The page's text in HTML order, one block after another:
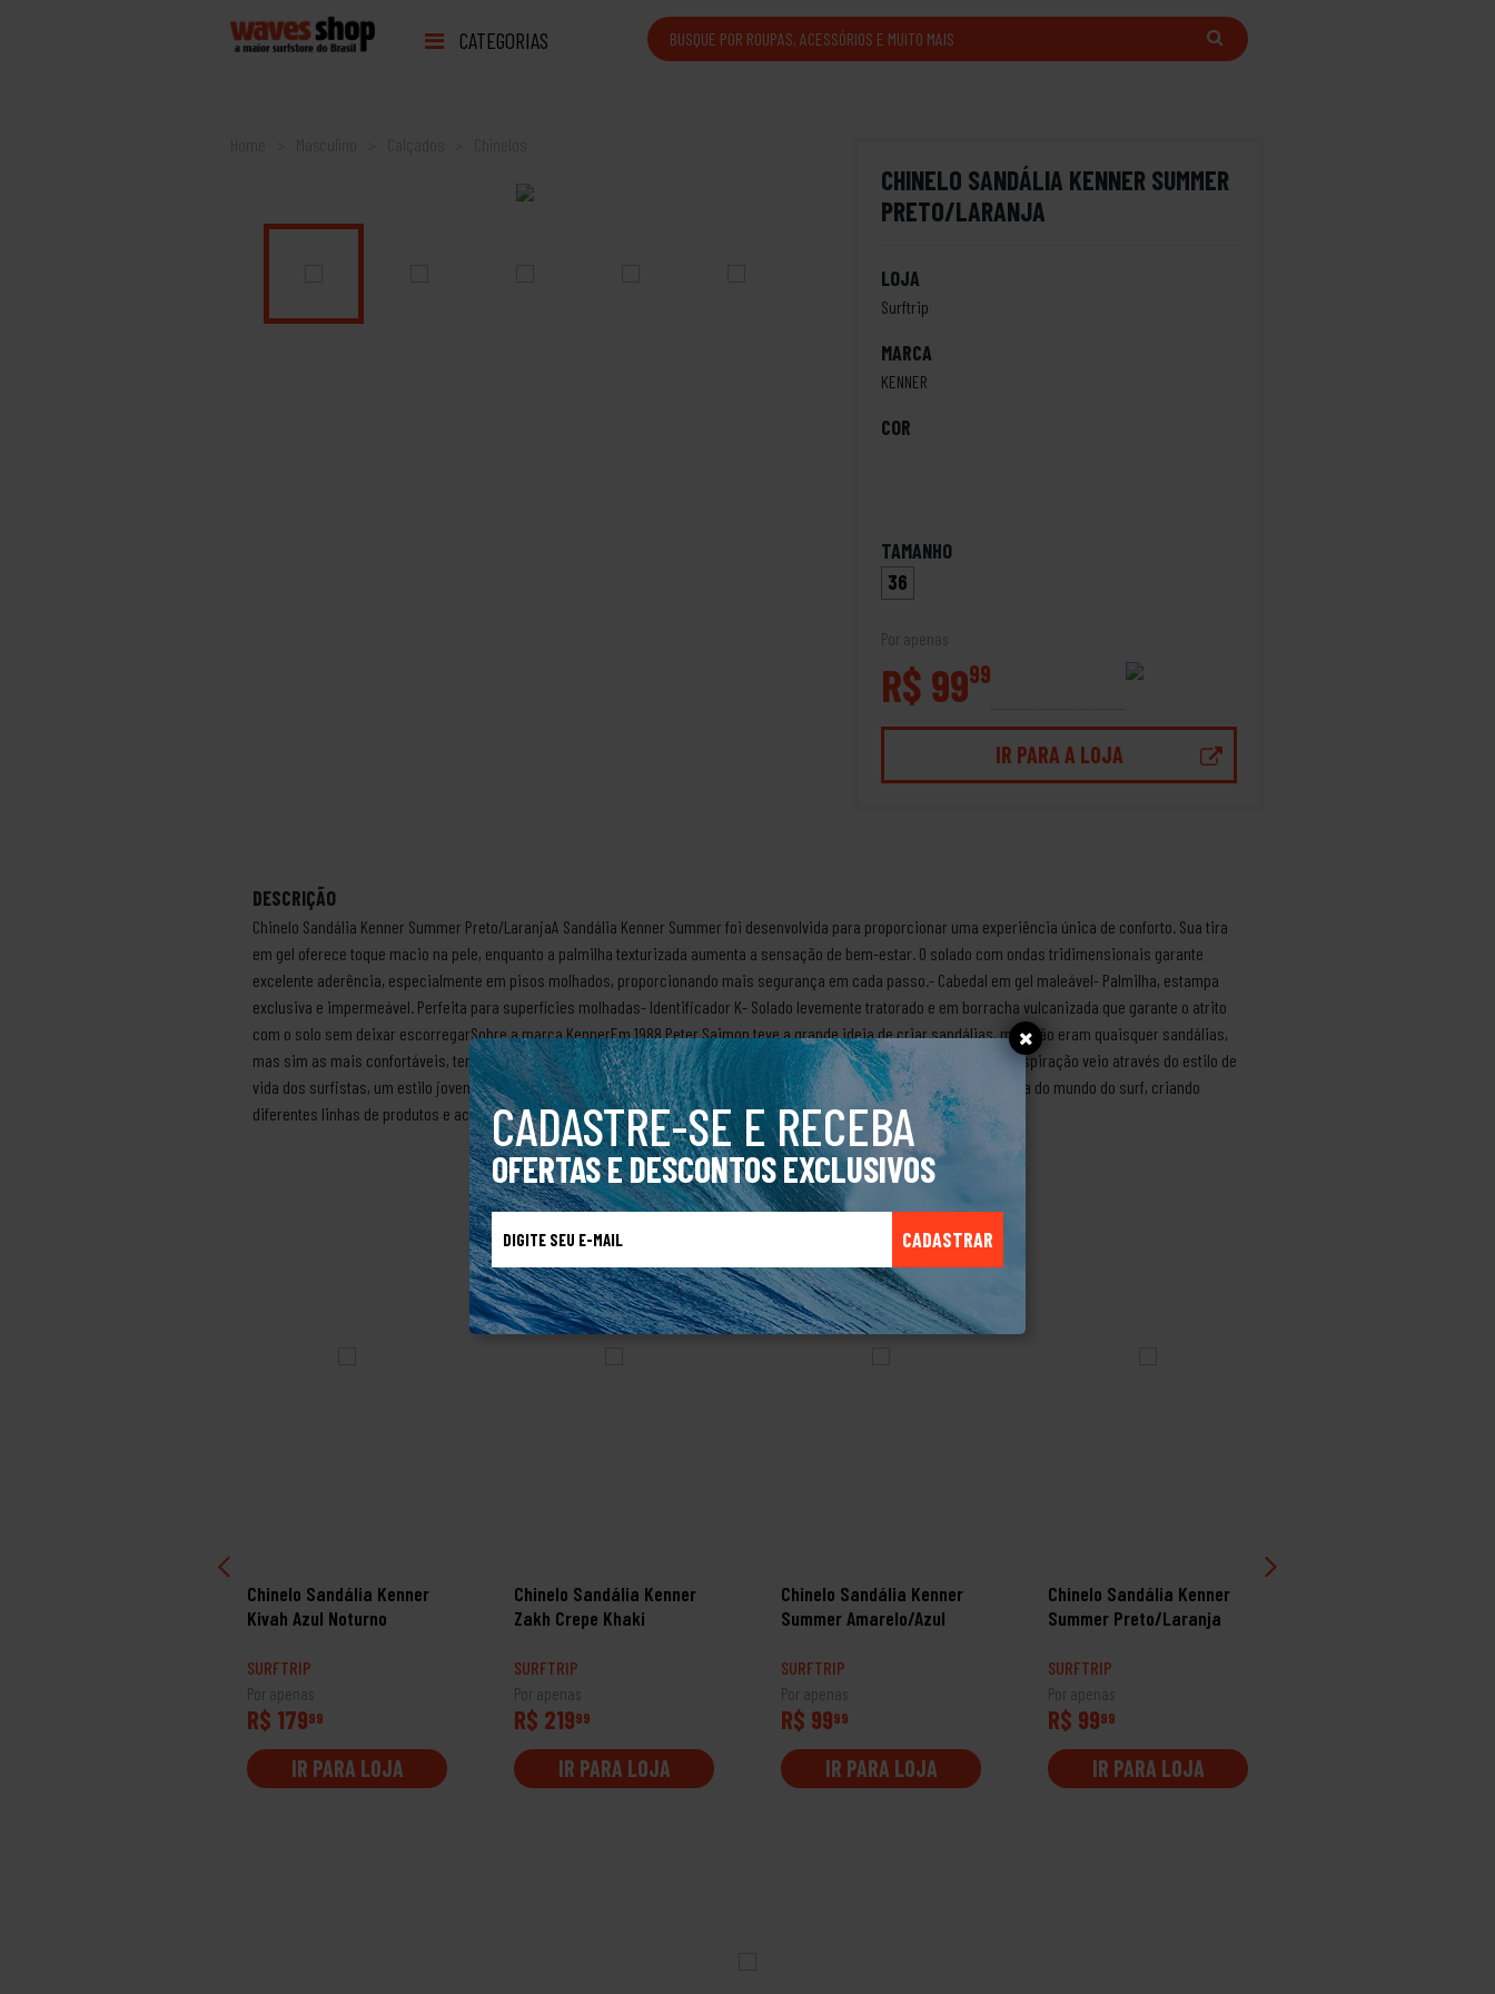
CADASTRE-SE E RECEBA
OFERTAS E DESCONTOS EXCLUSIVOS
CADASTRAR
CATEGORIAS
Home
CHINELO SANDÁLIA KENNER SUMMER
PRETO/LARANJA
LOJA
Surftrip
MARCA
KENNER
COR
TAMANHO
36
Por apenas
R$ 9999
IR PARA A LOJA
DESCRIÇÃO
Chinelo Sandália Kenner Summer Preto/LaranjaA Sandália Kenner Summer foi desenvolvida para proporcionar uma experiência única de conforto. Sua tira
em gel oferece toque macio na pele, enquanto a palmilha texturizada aumenta a sensação de bem-estar. O solado com ondas tridimensionais garante
excelente aderência, especialmente em pisos molhados, proporcionando mais segurança em cada passo.- Cabedal em gel maleável- Palmilha, estampa
exclusiva e impermeável. Perfeita para superfícies molhadas- Identificador K- Solado levemente tratorado e em borracha vulcanizada que garante o atrito
com o solo sem deixar escorregarSobre a marca KennerEm 1988 Peter Saimon teve a grande ideia de criar sandálias, mas não eram quaisquer sandálias,
mas sim as mais confortáveis, tendo como principal item as palmilhas macias que proporcionam grande conforto.Sua inspiração veio através do estilo de
vida dos surfistas, um estilo jovem e praiano. Com o crescimento da marca a Kenner passou a ser conhecida dentro e fora do mundo do surf, criando
diferentes linhas de produtos e acessórios.Produto Original.
TALVEZ VOCÊ TAMBÉM GOSTE
Chinelo Sandália Kenner
Kivah Azul Noturno
SURFTRIP
Por apenas
R$ 17999
IR PARA LOJA
Chinelo Sandália Kenner
Zakh Crepe Khaki
SURFTRIP
Por apenas
R$ 21999
IR PARA LOJA
Chinelo Sandália Kenner
Summer Amarelo/Azul
SURFTRIP
Por apenas
R$ 9999
IR PARA LOJA
Chinelo Sandália Kenner
Summer Preto/Laranja
SURFTRIP
Por apenas
R$ 9999
IR PARA LOJA